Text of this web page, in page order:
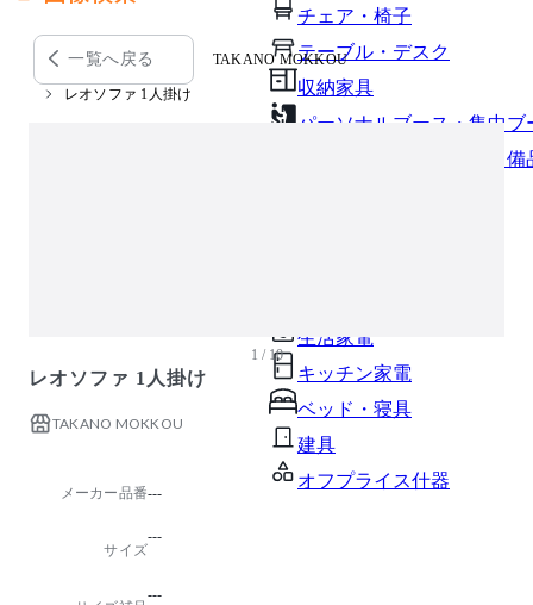
チェア・椅子
テーブル・デスク
収納家具
パーソナルブース・集中ブ
オフィスアクセサリー・備
生活家電
キッチン家電
ベッド・寝具
建具
オフプライス什器
他のサイトで見つけた商品ページのURLを貼り付けて、カートに追加できます
一覧へ戻る TAKANO MOKKOU
レオソファ 1人掛け
1 / 10
レオソファ 1人掛け
TAKANO MOKKOU
メーカー品番---
サイズ
---
---